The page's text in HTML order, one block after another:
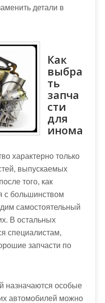
детали в
Как
выбра
ть
запча
сти
для
инома
характерно только
выпускаемых
того, как
с большинством
самостоятельный
В остальных
специалистам,
запчасти по
назначаются особые
автомобилей можно